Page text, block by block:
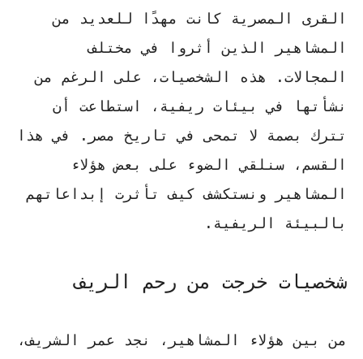
القرى المصرية كانت مهدًا للعديد من
المشاهير الذين أثروا في مختلف
المجالات. هذه الشخصيات، على الرغم من
نشأتها في بيئات ريفية، استطاعت أن
تترك بصمة لا تمحى في تاريخ مصر. في هذا
القسم، سنلقي الضوء على بعض هؤلاء
المشاهير ونستكشف كيف تأثرت إبداعاتهم
بالبيئة الريفية.
شخصيات خرجت من رحم الريف
من بين هؤلاء المشاهير، نجد عمر الشريف،